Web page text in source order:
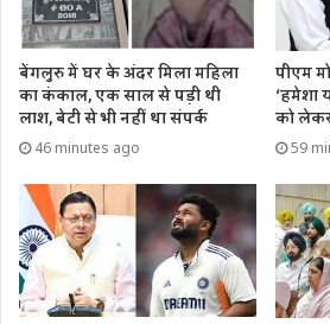
बेंगलुरु में घर के अंदर मिला महिला
का कंकाल, एक साल से पड़ी थी
लाश, बेटी से भी नहीं था संपर्क
46 minutes ago
पीएम
‘हमेशा
को लेकर
59